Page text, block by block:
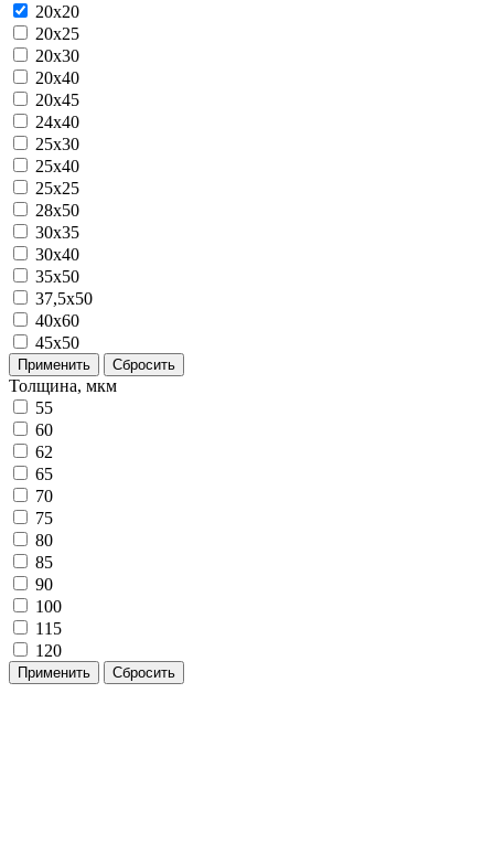
20x20
20x25
20x30
20x40
20х45
24х40
25x30
25x40
25х25
28x50
30x35
30x40
35x50
37,5х50
40x60
45х50
Применить Сбросить
Толщина, мкм
55
60
62
65
70
75
80
85
90
100
115
120
Применить Сбросить